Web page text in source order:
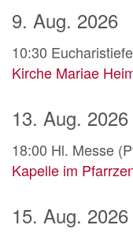
9. Aug. 2026
10:30
Kirche Mariae
13. Aug. 2026
18:00 Hl. Messe
Kapelle im
15. Aug. 2026